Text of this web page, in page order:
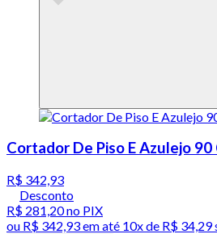
Cortador De Piso E Azulejo 90
R$ 342,93
Desconto
R$ 281,20no PIX
ou R$ 342,93em até 10x de R$ 34,29